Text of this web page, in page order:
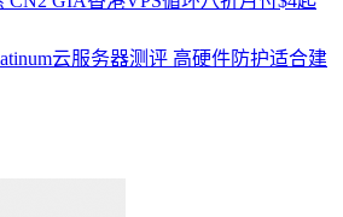
云服务器测评 高硬件防护适合建